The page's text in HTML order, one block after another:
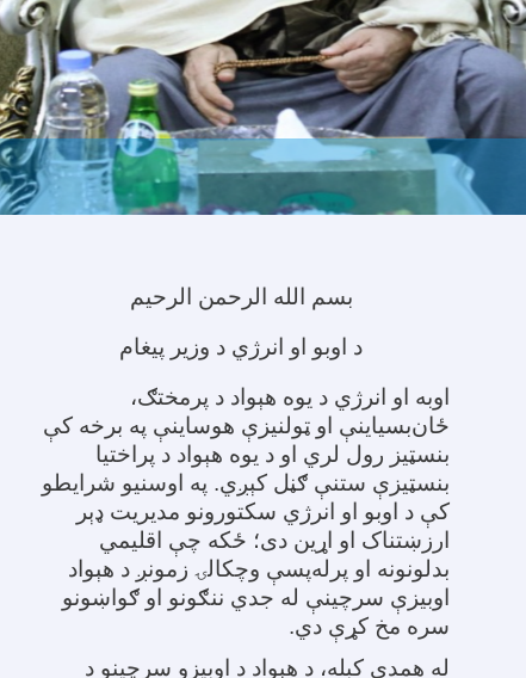
بسم الله الرحمن الرحیم
د اوبو او انرژي د وزیر پیغام
اوبه او انرژي د یوه هېواد د پرمختګ،
ځان‌بسیاینې او ټولنیزې هوساینې په برخه کې
بنسټیز رول لري او د یوه هېواد د پراختیا
بنسټیزې ستنې ګڼل کېږي. په اوسنیو شرایطو
کې د اوبو او انرژي سکتورونو مدیریت ډېر
ارزښتناک او اړین دی؛ ځکه چې اقلیمي
بدلونونه او پرله‌پسې وچکالۍ زمونږ د هېواد
اوبیزې سرچینې له جدي ننګونو او ګواښونو
سره مخ کړې دي.
له همدې کبله، د هېواد د اوبیزو سرچینو د